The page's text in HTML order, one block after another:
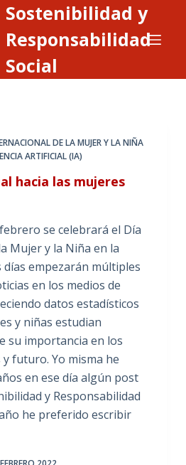
Sostenibilidad y
Responsabilidad
Social
DE LA MUJER Y LA NIÑA
ARTIFICIAL (IA)
hacia las mujeres
se celebrará el Día
Mujer y la Niña en la
días empezarán múltiples
en los medios de
datos estadísticos
y niñas estudian
su importancia en los
futuro. Yo misma he
en ese día algún post
y Responsabilidad
he preferido escribir